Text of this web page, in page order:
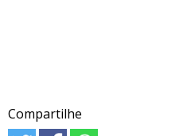
Compartilhe